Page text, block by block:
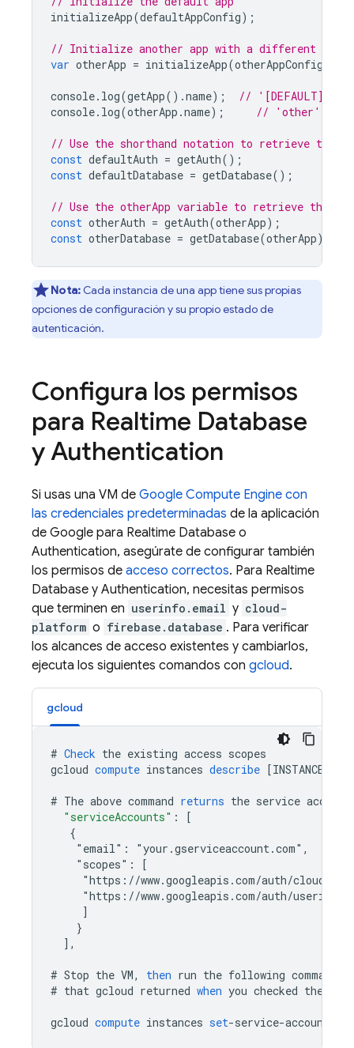
initializeApp(defaultAppConfig);
// Initialize another app with a different
var otherApp = initializeApp(otherAppConfig
console. log(getApp().name);
// '[DEFAULT]'
console. log(otherApp .name); // 'other'
// Use the shorthand notation to retrieve the
const defaultAuth = getAuth();
const defaultDatabase = getDatabase();
// Use the otherApp variable to retrieve the
const otherAuth = getAuth(otherApp);
const otherDatabase = getDatabase(otherApp);
Nota: Cada instancia de una app tiene sus propias
opciones de configuración y su propio estado de
autenticación.
Configura los permisos
para Realtime Database
yAuthentication
Si usas una VM de Google Compute Engine con
las credenciales predeterminadas de la aplicación
de Google para Realtime Database o
Authentication, asegúrate de configurar también
los permisos de acceso correctos. Para Realtime
Database y Authentication, necesitas permisos
que terminen en userinfo.email y cloud-
platform o firebase.database . Para verificar
los alcances de acceso existentes y cambiarlos,
ejecuta los siguientes comandos con gcloud.
gcloud
# Check the existing access scopes
gcloud compute instances describe [
# The above command returns the service account
"serviceAccounts" :
[
   {
    "email": "your.gserviceaccount.com",
    "scopes": [
"https://www.googleapis.com/auth/cloud-
"https://www.googleapis.com/auth/
]
}
] ,
# Stop the VM, then run the following command
# that gcloud returned when you checked the
gcloud compute instances set-service-account